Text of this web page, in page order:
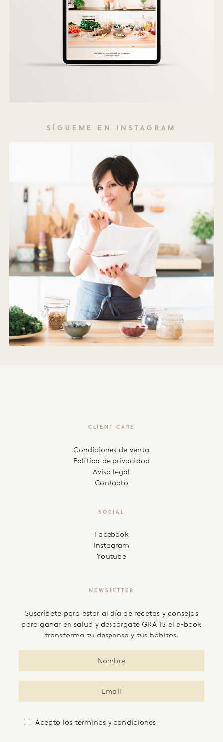
SÍGUEME EN INSTAGRAM
CLIENT CARE
Condiciones de venta
Política de privacidad
Aviso legal
Contacto
SOCIAL
facebook
instagram
youtube
NEWSLETTER
Suscríbete para estar al día de recetas y consejos
para ganar en salud y descárgate GRATIS el e-book
transforma tu despensa y tus hábitos.
Acepto los términos y condiciones